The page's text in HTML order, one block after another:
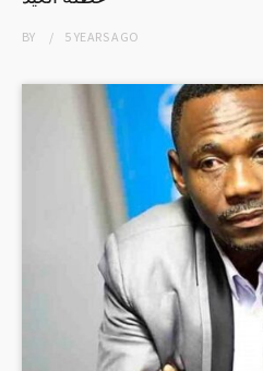
BY 5 YEARSAGO